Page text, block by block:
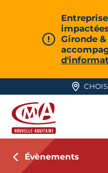
Gironde &
CMA Nouvelle-
Évènements